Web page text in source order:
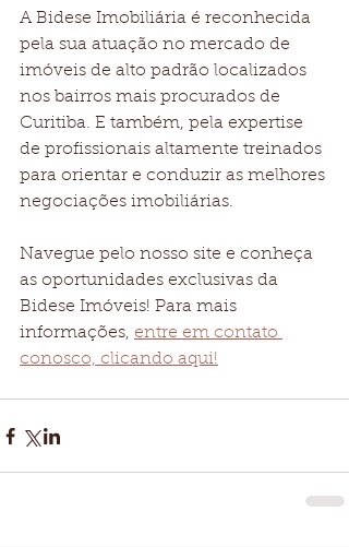
​​A Bidese Imobiliária é reconhecida
pela sua atuação no mercado de
imóveis de alto padrão localizados
nos bairros mais procurados de
Curitiba. E também, pela expertise
de profissionais altamente treinados
para orientar e conduzir as melhores
negociações imobiliárias.
Navegue pelo nosso site e conheça
as oportunidades exclusivas da
Bidese Imóveis! Para mais
informações, entre em contato
conosco, clicando aqui!